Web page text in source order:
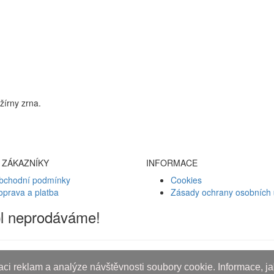
reklam a analýze návštěvnosti soubory cookie. Informace,
zrna.
podmínky
a platba
INFORMACE
Cookies
Zásady ochrany osobních
neprodáváme!